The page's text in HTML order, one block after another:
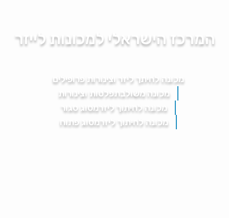
המרכז הישראלי למכונות לייזר
מכונה לחיתך ליזר וצינורות פרופילים
מכונה משולבתפלטות וצינורות
מכונה לחיתוך ליזרמסוג סגור
מכונה לחיתוך ליזרמסוג פתוח